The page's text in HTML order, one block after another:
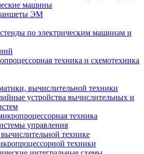
машины
ЭМ
по электрическим машинам и
техника и схемотехника
вычислительной техники
устройства вычислительных и
техника
управления
технике
техники